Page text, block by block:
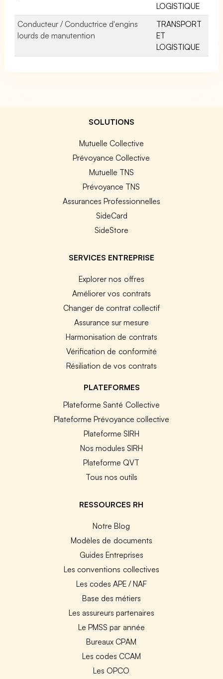
LOGISTIQUE
Conducteur / Conductrice d'engins
lourds de manutention
TRANSPORT
ET
LOGISTIQUE
SOLUTIONS
Mutuelle Collective
Prévoyance Collective
Mutuelle TNS
Prévoyance TNS
Assurances Professionnelles
SideCard
SideStore
SERVICES ENTREPRISE
Explorer nos offres
Améliorer vos contrats
Changer de contrat collectif
Assurance sur mesure
Harmonisation de contrats
Vérification de conformité
Résiliation de vos contrats
PLATEFORMES
Plateforme Santé Collective
Plateforme Prévoyance collective
Plateforme SIRH
Nos modules SIRH
Plateforme QVT
Tous nos outils
RESSOURCES RH
Notre Blog
Modèles de documents
Guides Entreprises
Les conventions collectives
Les codes APE / NAF
Base des métiers
Les assureurs partenaires
Le PMSS par année
Bureaux CPAM
Les codes CCAM
Les OPCO